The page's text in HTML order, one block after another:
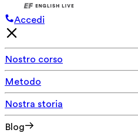
Accedi
Nostro corso
Metodo
Nostra storia
Blog